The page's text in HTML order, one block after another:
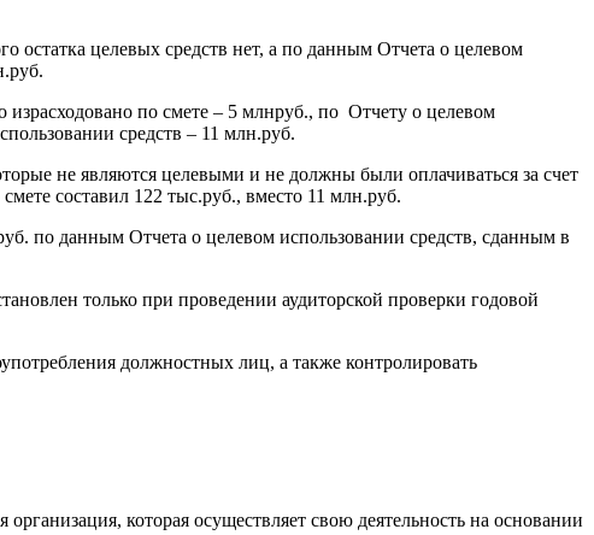
остатка целевых средств нет, а по данным Отчета о целевом
по смете – 5 млнруб., по Отчету о целевом
средств – 11 млн.руб.
не являются целевыми и не должны были оплачиваться за счет
составил 122 тыс.руб., вместо 11 млн.руб.
по данным Отчета о целевом использовании средств, сданным в
только при проведении аудиторской проверки годовой
должностных лиц, а также контролировать
которая осуществляет свою деятельность на основании